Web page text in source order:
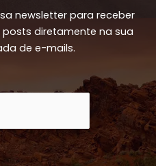
newsletter para receber
diretamente na sua
de e-mails.